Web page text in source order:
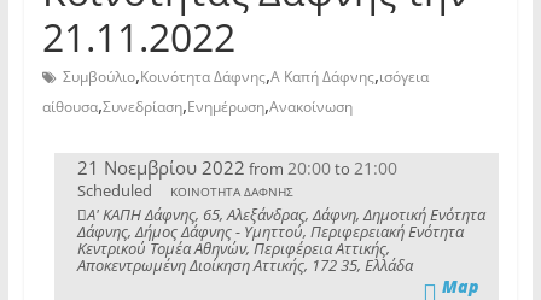
21.11.2022
Συμβούλιο,Κοινότητα Δάφνης,Α Καπή Δάφνης,ισόγεια
αίθουσα,Συνεδρίαση,Ενημέρωση,Ανακοίνωση
21 Νοεμβρίου 2022 from 20:00to 21:00
Scheduled ΚΟΙΝΟΤΗΤΑ ΔΑΦΝΗΣ
Α' ΚΑΠΗ Δάφνης, 65, Αλεξάνδρας, Δάφνη, Δημοτική Ενότητα
Δάφνης, Δήμος Δάφνης - Υμηττού, Περιφερειακή Ενότητα
Κεντρικού Τομέα Αθηνών, Περιφέρεια Αττικής,
Αποκεντρωμένη Διοίκηση Αττικής, 172 35, Ελλάδα
Map